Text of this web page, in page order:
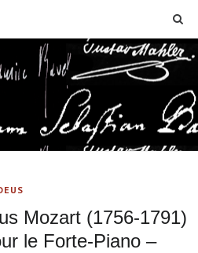
Mozart (1756-1791)
le Forte-Piano –